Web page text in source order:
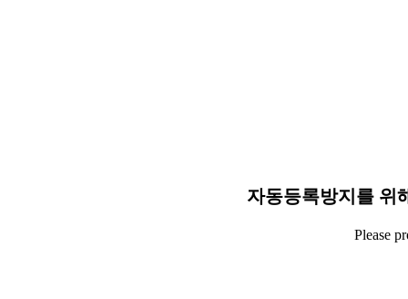
자동등록방지를 위
Please